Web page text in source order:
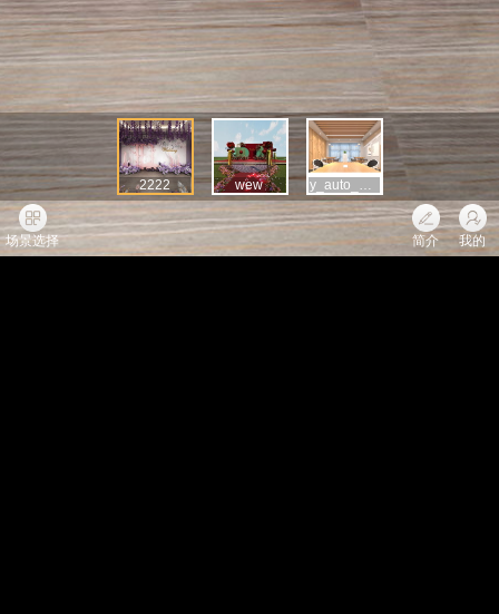
2222 wew y_auto_Camera006.origRGB.0000
场景选择 简介 我的